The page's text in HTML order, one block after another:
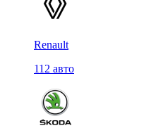
Renault
112 авто